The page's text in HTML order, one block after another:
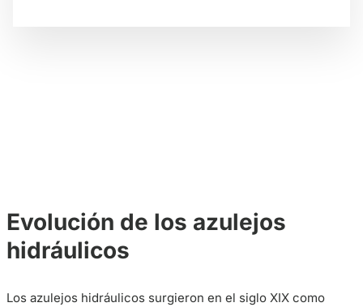
Evolución de los azulejos
hidráulicos
Los azulejos hidráulicos surgieron en el siglo XIX como